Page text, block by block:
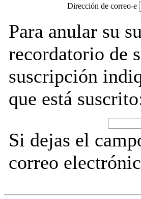
Dirección de correo-e
Para anular su
recordatorio de
suscripción
que está
Si dejas el
correo